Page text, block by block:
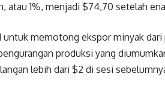
atau 1%, menjadi $74,70 setelah
untuk memotong ekspor minyak
produksi yang
lebih dari $2 di sesi